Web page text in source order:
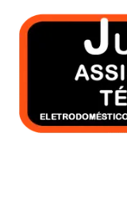
para